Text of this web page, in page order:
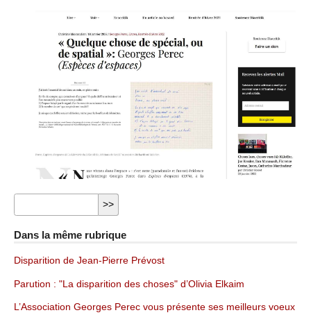
Dans la même rubrique
Disparition de Jean-Pierre Prévost
Parution : "La disparition des choses" d’Olivia Elkaim
L’Association Georges Perec vous présente ses meilleurs voeux